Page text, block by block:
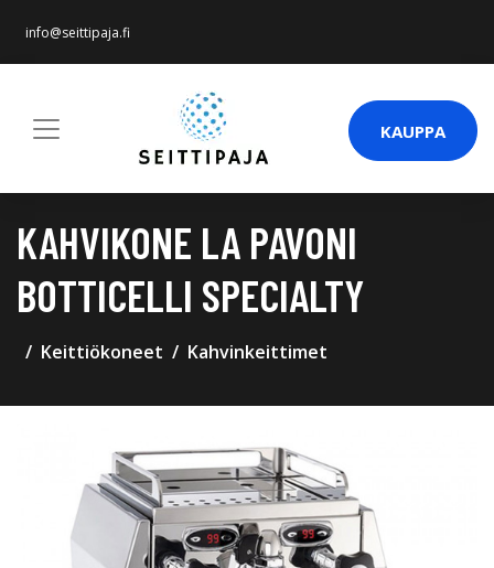
info@seittipaja.fi
KAUPPA
KAHVIKONE LA PAVONI
BOTTICELLI SPECIALTY
Keittiökoneet Kahvinkeittimet